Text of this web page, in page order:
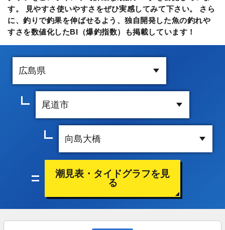
す。 見やすさ使いやすさをぜひ実感してみて下さい。 さら
に、釣りで釣果を伸ばせるよう、独自開発した魚の釣れや
すさを数値化したBI（爆釣指数）も掲載しています！
潮見表・タイドグラフを見
る